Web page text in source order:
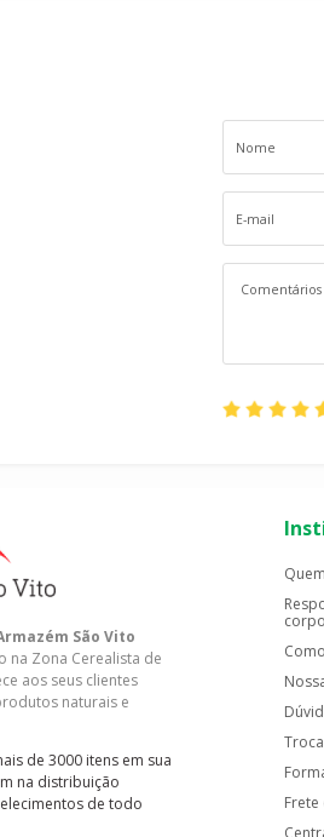
São Vito
na Zona Cerealista de
aos seus clientes
naturais e
de 3000 itens em sua
na distribuição
de todo
Frete